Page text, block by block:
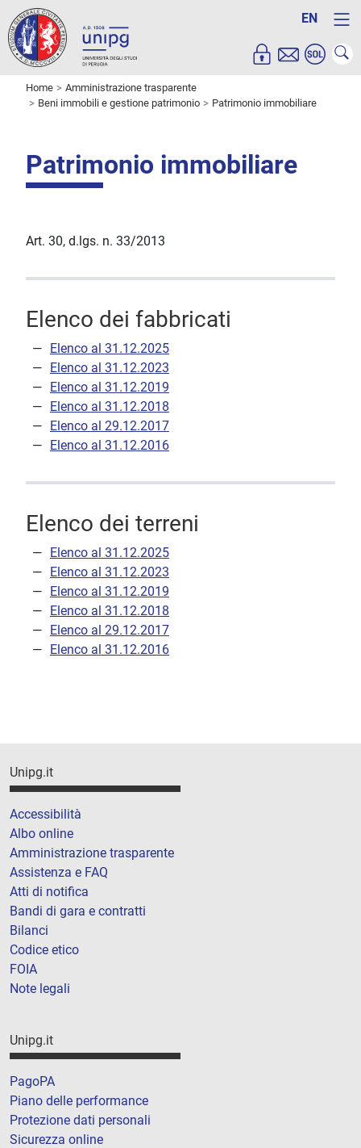
EN
Home
Amministrazione trasparente
Beni immobili e gestione patrimonio
Patrimonio immobiliare
Patrimonio immobiliare
Art. 30, d.lgs. n. 33/2013
Elenco dei fabbricati
Elenco al 31.12.2025
Elenco al 31.12.2023
Elenco al 31.12.2019
Elenco al 31.12.2018
Elenco al 29.12.2017
Elenco al 31.12.2016
Elenco dei terreni
Elenco al 31.12.2025
Elenco al 31.12.2023
Elenco al 31.12.2019
Elenco al 31.12.2018
Elenco al 29.12.2017
Elenco al 31.12.2016
Unipg.it
Accessibilità
Albo online
Amministrazione trasparente
Assistenza e FAQ
Atti di notifica
Bandi di gara e contratti
Bilanci
Codice etico
FOIA
Note legali
Unipg.it
PagoPA
Piano delle performance
Protezione dati personali
Sicurezza online